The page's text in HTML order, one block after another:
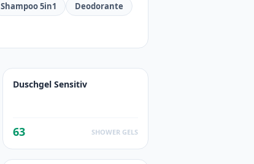
Shampoo 5in1
Deodorante
Duschgel Sensitiv
63 SHOWER GELS